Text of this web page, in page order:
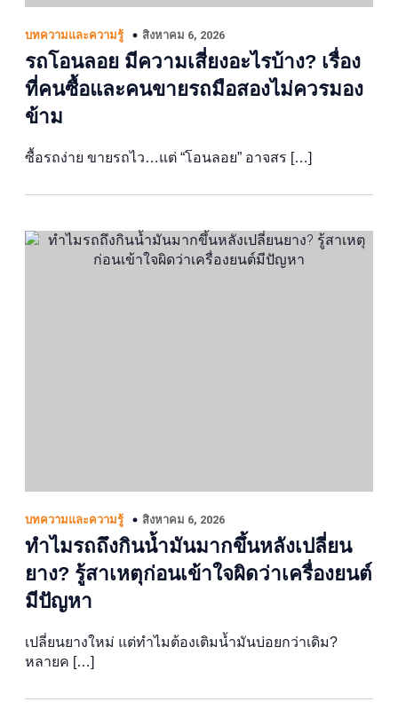
บทความและความรู้ สิงหาคม 6, 2026
รถโอนลอย มีความเสี่ยงอะไรบ้าง? เรื่อง
ที่คนซื้อและคนขายรถมือสองไม่ควรมอง
ข้าม
ซื้อรถง่าย ขายรถไว…แต่ “โอนลอย” อาจสร […]
บทความและความรู้ สิงหาคม 6, 2026
ทำไมรถถึงกินน้ำมันมากขึ้นหลังเปลี่ยน
ยาง? รู้สาเหตุก่อนเข้าใจผิดว่าเครื่องยนต์
มีปัญหา
เปลี่ยนยางใหม่ แต่ทำไมต้องเติมน้ำมันบ่อยกว่าเดิม?
หลายค […]